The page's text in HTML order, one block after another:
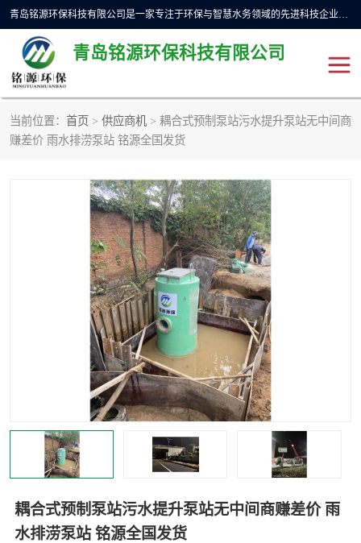
青岛铭源环保科技有限公司是一家专注于环保与智慧水务领域的先进科技企业，公司专注于云智能一体化预制泵站、水务循环利用、海绵城市、云智慧水务开发及新型环保技术研发等领域。铭源环保以为客户提供优质产品、专业技术服务为己任。为客户提供量身定制方案，提供多种配置方案满足实际使用要求。严控供货周期，并提供高标准后期维护。以环保为己任，视质量如生命，以技术做先导，靠诚信赢客户。
青岛铭源环保科技有限公司
当前位置： 首页 > 供应商机 > 耦合式预制泵站污水提升泵站无中间商
赚差价 雨水排涝泵站 铭源全国发货
耦合式预制泵站污水提升泵站无中间商赚差价 雨
水排涝泵站 铭源全国发货
一体化HMPP泵站
智能截流井 智能旋转喷射器
液动限流闸门
加压泵房/灌溉泵房 一体化预制泵站
不锈钢浮筒阀 真空冲洗装置
雨水收集回用装置 门式冲洗装置
智能一体化灌溉泵房 一体化污水处理泵房
水面垃圾清理装置 浅层砂过滤装置
一体化泵闸 柔性截污
真空冲洗设备